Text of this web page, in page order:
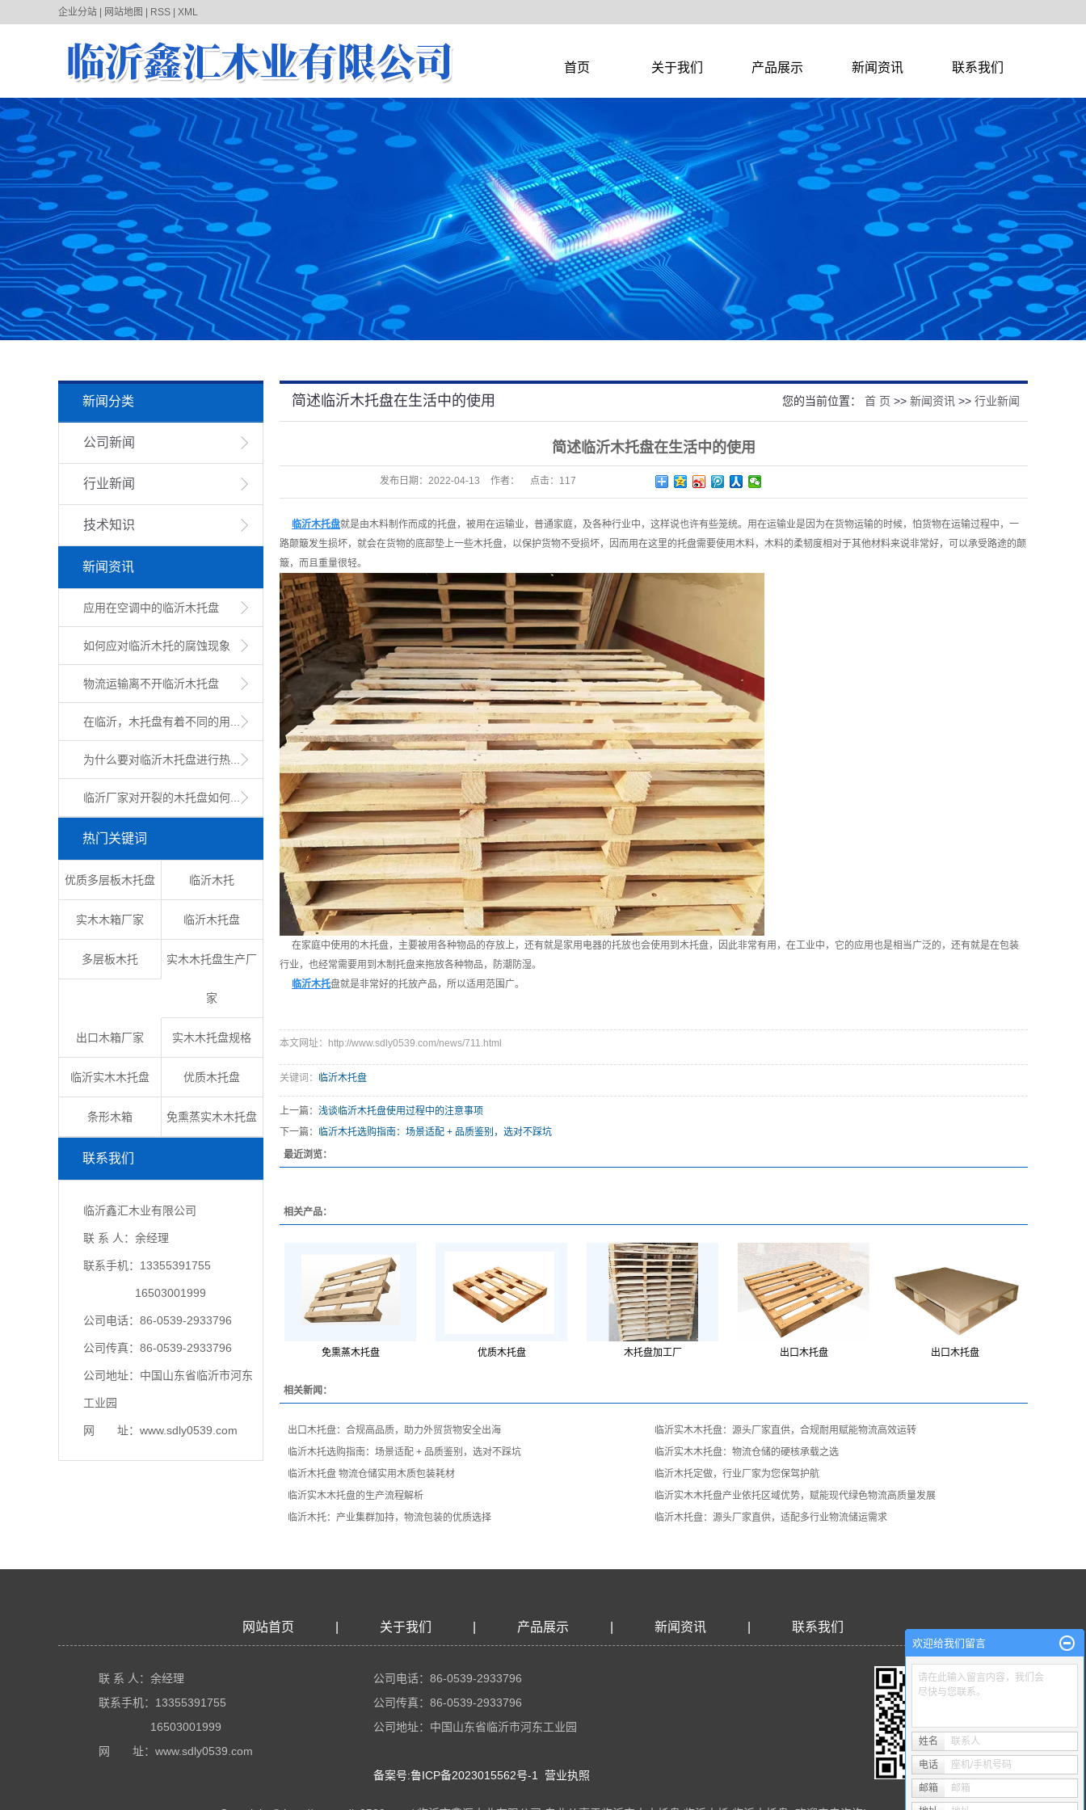
企业分站 网站地图 RSS XML
首页 关于我们 产品展示 新闻资讯 联系我们
新闻分类
公司新闻
行业新闻
技术知识
新闻资讯
应用在空调中的临沂木托盘
如何应对临沂木托的腐蚀现象
物流运输离不开临沂木托盘
在临沂，木托盘有着不同的用...
为什么要对临沂木托盘进行热...
临沂厂家对开裂的木托盘如何...
热门关键词
优质多层板木托盘 临沂木托
实木木箱厂家 临沂木托盘
多层板木托 实木木托盘生产厂
家
出口木箱厂家 实木木托盘规格
临沂实木木托盘 优质木托盘
条形木箱 免熏蒸实木木托盘
联系我们
临沂鑫汇木业有限公司
联 系 人：余经理
联系手机：13355391755
16503001999
公司电话：86-0539-2933796
公司传真：86-0539-2933796
公司地址：中国山东省临沂市河东
工业园
网 址：www.sdly0539.com
简述临沂木托盘在生活中的使用 您的当前位置： 首 页 >> 新闻资讯 >> 行业新闻
简述临沂木托盘在生活中的使用
发布日期： 2022-04-13 作者： 点击： 117
临沂木托盘就是由木料制作而成的托盘，被用在运输业，普通家庭，及各种行业中，这样说也许有些笼统。用在运输业是因为在货物运输的时候，怕货物在运输过程中，一
路颠簸发生损坏，就会在货物的底部垫上一些木托盘，以保护货物不受损坏，因而用在这里的托盘需要使用木料，木料的柔韧度相对于其他材料来说非常好，可以承受路途的颠
簸，而且重量很轻。
在家庭中使用的木托盘，主要被用各种物品的存放上，还有就是家用电器的托放也会使用到木托盘，因此非常有用，在工业中，它的应用也是相当广泛的，还有就是在包装
行业，也经常需要用到木制托盘来拖放各种物品，防潮防湿。
临沂木托盘就是非常好的托放产品，所以适用范围广。
本文网址：http://www.sdly0539.com/news/711.html
关键词： 临沂木托盘
上一篇： 浅谈临沂木托盘使用过程中的注意事项
下一篇： 临沂木托选购指南：场景适配 + 品质鉴别，选对不踩坑
最近浏览：
相关产品：
免熏蒸木托盘 优质木托盘 木托盘加工厂 出口木托盘 出口木托盘
相关新闻：
出口木托盘：合规高品质，助力外贸货物安全出海
临沂实木木托盘：源头厂家直供，合规耐用赋能物流高效运转
临沂木托选购指南：场景适配 + 品质鉴别，选对不踩坑
临沂实木木托盘：物流仓储的硬核承载之选
临沂木托盘 物流仓储实用木质包装耗材
临沂木托定做，行业厂家为您保驾护航
临沂实木木托盘的生产流程解析
临沂实木木托盘产业依托区域优势，赋能现代绿色物流高质量发展
临沂木托：产业集群加持，物流包装的优质选择
临沂木托盘：源头厂家直供，适配多行业物流储运需求
网站首页 关于我们 产品展示 新闻资讯 联系我们
联 系 人：余经理
联系手机：13355391755
16503001999
网 址：www.sdly0539.com
公司电话：86-0539-2933796
公司传真：86-0539-2933796
公司地址：中国山东省临沂市河东工业园
备案号:鲁ICP备2023015562号-1 营业执照
欢迎给我们留言
请在此输入留言内容，我们会
尽快与您联系。
姓名 联系人
电话 座机/手机号码
邮箱 邮箱